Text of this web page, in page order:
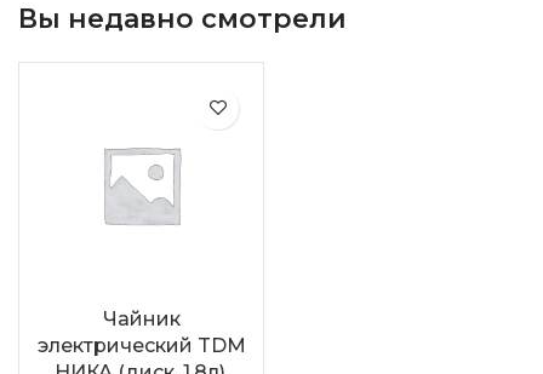
Вы недавно смотрели
Чайник
электрический TDM